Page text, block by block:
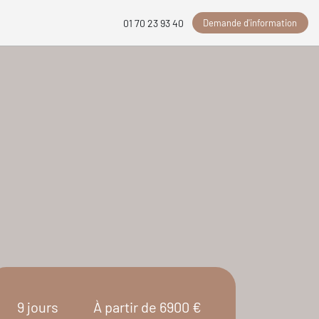
01 70 23 93 40 Demande d'information
9 jours À partir de 6900 €